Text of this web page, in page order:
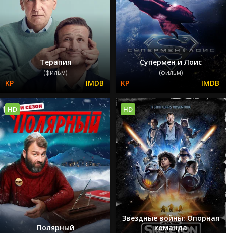
Терапия
(фильм)
Супермен и Лоис
(фильм)
Полярный
HD
Звездные войны: Опорная
команда
HD